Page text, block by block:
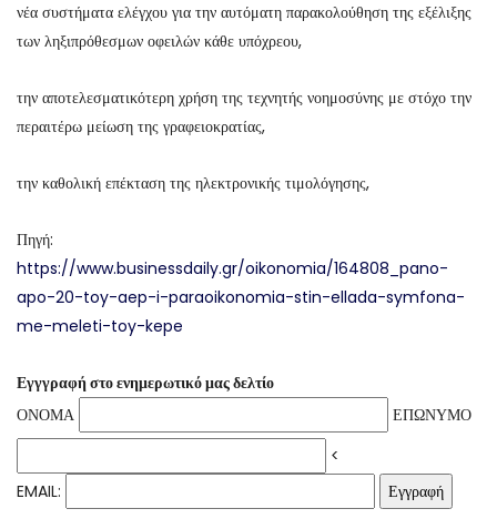
νέα συστήματα ελέγχου για την αυτόματη παρακολούθηση της εξέλιξης
των ληξιπρόθεσμων οφειλών κάθε υπόχρεου,
την αποτελεσματικότερη χρήση της τεχνητής νοημοσύνης με στόχο την
περαιτέρω μείωση της γραφειοκρατίας,
την καθολική επέκταση της ηλεκτρονικής τιμολόγησης,
Πηγή:
https://www.businessdaily.gr/oikonomia/164808_pano-
apo-20-toy-aep-i-paraoikonomia-stin-ellada-symfona-
me-meleti-toy-kepe
Εγγγραφή στο ενημερωτικό μας δελτίο
ΟΝΟΜΑ
ΕΠΩΝΥΜΟ
<
EMAIL: